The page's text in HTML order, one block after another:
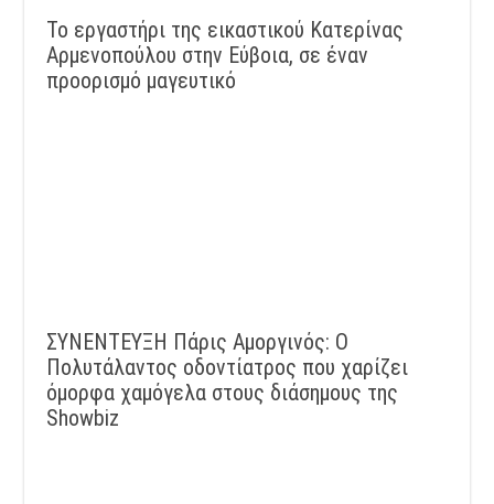
Το εργαστήρι της εικαστικού Κατερίνας
Αρμενοπούλου στην Εύβοια, σε έναν
προορισμό μαγευτικό
ΣΥΝΕΝΤΕΥΞΗ Πάρις Αμοργινός: O
Πολυτάλαντος οδοντίατρος που χαρίζει
όμορφα χαμόγελα στους διάσημους της
Showbiz